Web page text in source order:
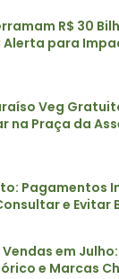
R$ 30
Alerta para
Veg
na Praça da
Pagamentos
e Evitar
em Julho:
e Marcas